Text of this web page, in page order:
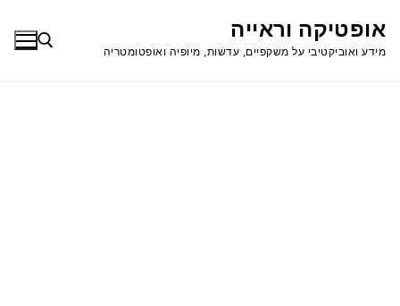
לתוכןאופטיקה וראייה
מידע ואוביקטיבי על משקפיים, עדשות, מיופיה ואופטומטריה